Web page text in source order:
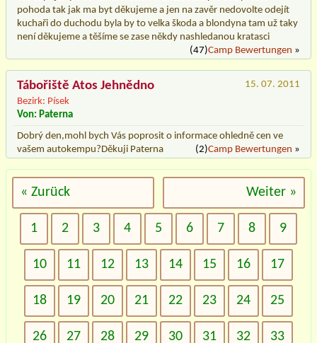
pohoda tak jak ma byt děkujeme a jen na zavěr nedovolte odejít
kuchaři do duchodu byla by to velka škoda a blondyna tam už taky
není děkujeme a těšíme se zase někdy nashledanou kratasci
(47)Camp Bewertungen »
Tábořiště Atos Jehnědno
Bezirk: Písek
15. 07. 2011
Von: Paterna
Dobrý den,mohl bych Vás poprosit o informace ohledně cen ve
vašem autokempu?Děkuji Paterna
(2)Camp Bewertungen »
« Zurück Weiter »
1 2 3 4 5 6 7 8 9
10 11 12 13 14 15 16 17
18 19 20 21 22 23 24 25
26 27 28 29 30 31 32 33